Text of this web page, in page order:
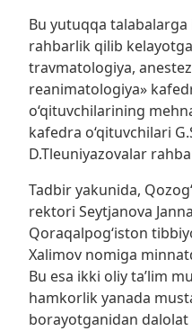
Bu yutuqqa talabalarga
rahbarlik qilib
travmatologiya,
reanimatologiya»
o‘qituvchilarining
kafedra o‘qituvchilari
D.Tleuniyazovalar
Tadbir yakunida,
rektori Seytjanova
Qoraqalpog‘iston
Xalimov nomiga
Bu esa ikki oliy ta’lim
hamkorlik yanada
borayotganidan dalolat